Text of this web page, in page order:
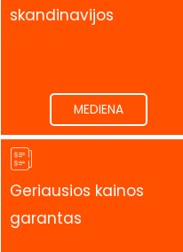
skandinavijos
.
MEDIENA
Geriausios kainos
garantas
.